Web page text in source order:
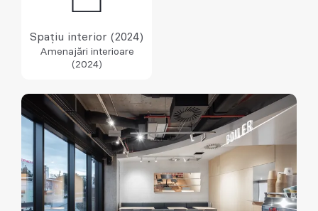
Spațiu interior (2024)
Amenajări interioare
(2024)